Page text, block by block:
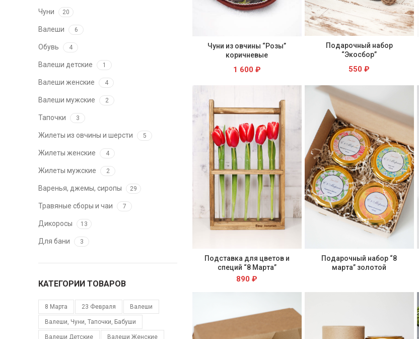
Чуни из овчины “Розы”
коричневые
1 600 ₽
Подарочный набор
“Экосбор”
550₽
Подставка для цветов и
специй “8 Марта”
890₽
Подарочный набор “8
марта” золотой
Чуни 20
Валеши 6
Обувь 4
Валеши детские 1
Валеши женские 4
Валеши мужские 2
Тапочки 3
Жилеты из овчины и шерсти 5
Жилеты женские 4
Жилеты мужские 2
Варенья, джемы, сиропы 29
Травяные сборы и чаи 7
Дикоросы 13
Для бани 3
КАТЕГОРИИ ТОВАРОВ
8 Марта 23 Февраля Валеши
Валеши, Чуни, Тапочки, Бабуши
Валеши Детские Валеши Женские